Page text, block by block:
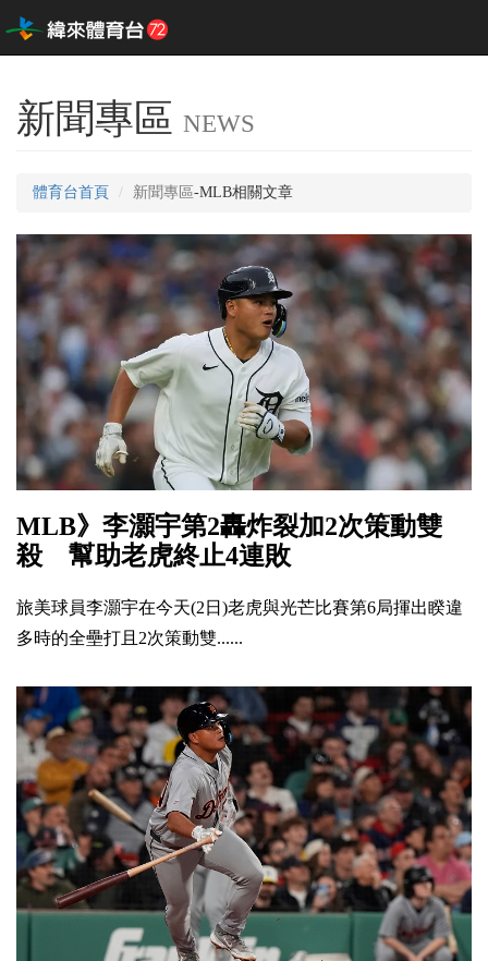
新聞專區 NEWS
體育台首頁 新聞專區-MLB相關文章
MLB》李灝宇第2轟炸裂加2次策動雙
殺 幫助老虎終止4連敗
旅美球員李灝宇在今天(2日)老虎與光芒比賽第6局揮出睽違
多時的全壘打且2次策動雙......